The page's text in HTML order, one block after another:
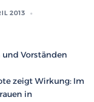
2013
Vorständen
zeigt Wirkung: Im
in